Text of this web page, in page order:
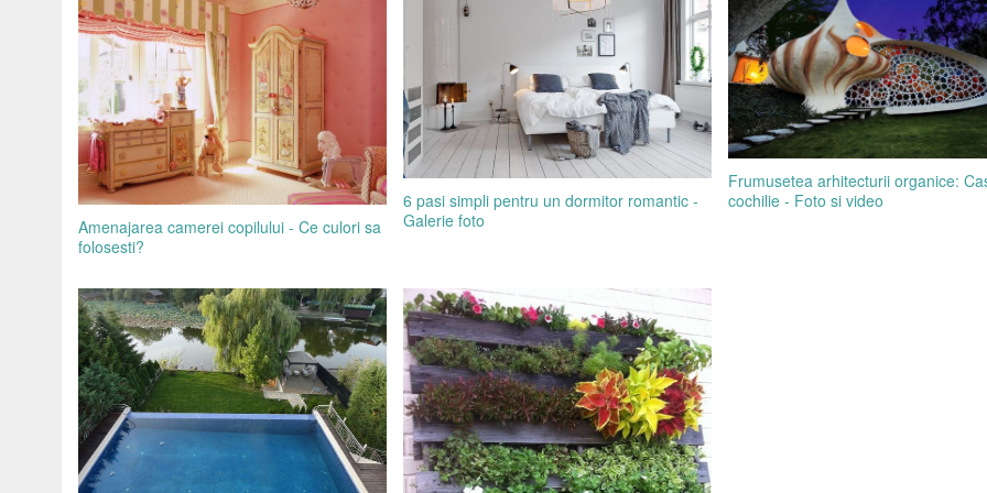
Amenajarea camerei copilului - Ce culori sa
folosesti?
6 pasi simpli pentru un dormitor romantic -
Galerie foto
Frumusetea arhitecturii organice:
cochilie - Foto si video